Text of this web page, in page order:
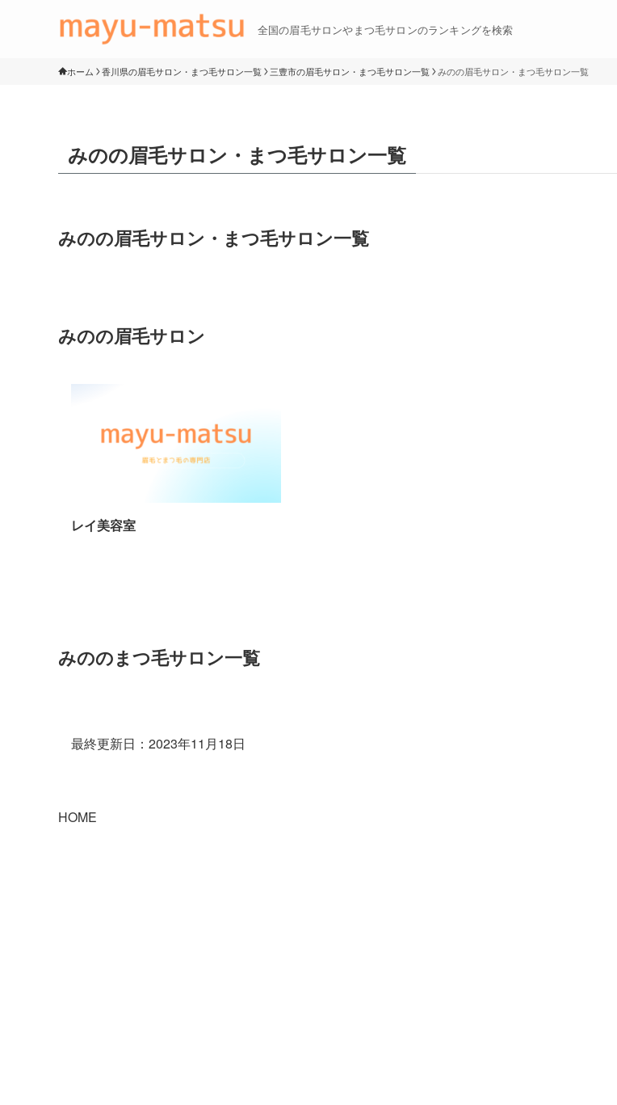
全国の眉毛サロンやまつ毛サロンのランキングを検索
ホーム 香川県の眉毛サロン・まつ毛サロン一覧 三豊市の眉毛サロン・まつ毛サロン一覧 みのの眉毛サロン・まつ毛サロン一覧
みのの眉毛サロン・まつ毛サロン一覧
みのの眉毛サロン・まつ毛サロン一覧
みのの眉毛サロン
レイ美容室
みののまつ毛サロン一覧
最終更新日：2023年11月18日
HOME